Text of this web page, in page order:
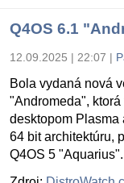
Q4OS 6.1
12.09.2025 | 22:07 |
Bola vydaná nová
"Andromeda",
desktopom Plasma
64 bit architektúru,
Q4OS 5 "Aquarius".